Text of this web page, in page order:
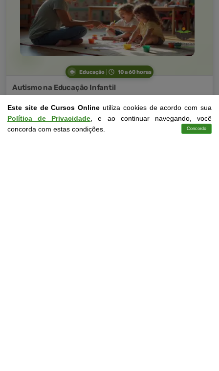
Educação 10 a 60 horas
Autismo na Educação Infantil
Curso Livre
4,0 · Estrelas
Curso
Gratuito
Este site de Cursos Online utiliza cookies de acordo com sua
Política de Privacidade , e ao continuar navegando, você
concorda com estas condições.
Concordo
Contato Cursos Login